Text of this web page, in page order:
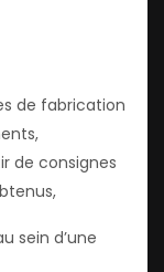
de fabrication
de consignes
sein d’une